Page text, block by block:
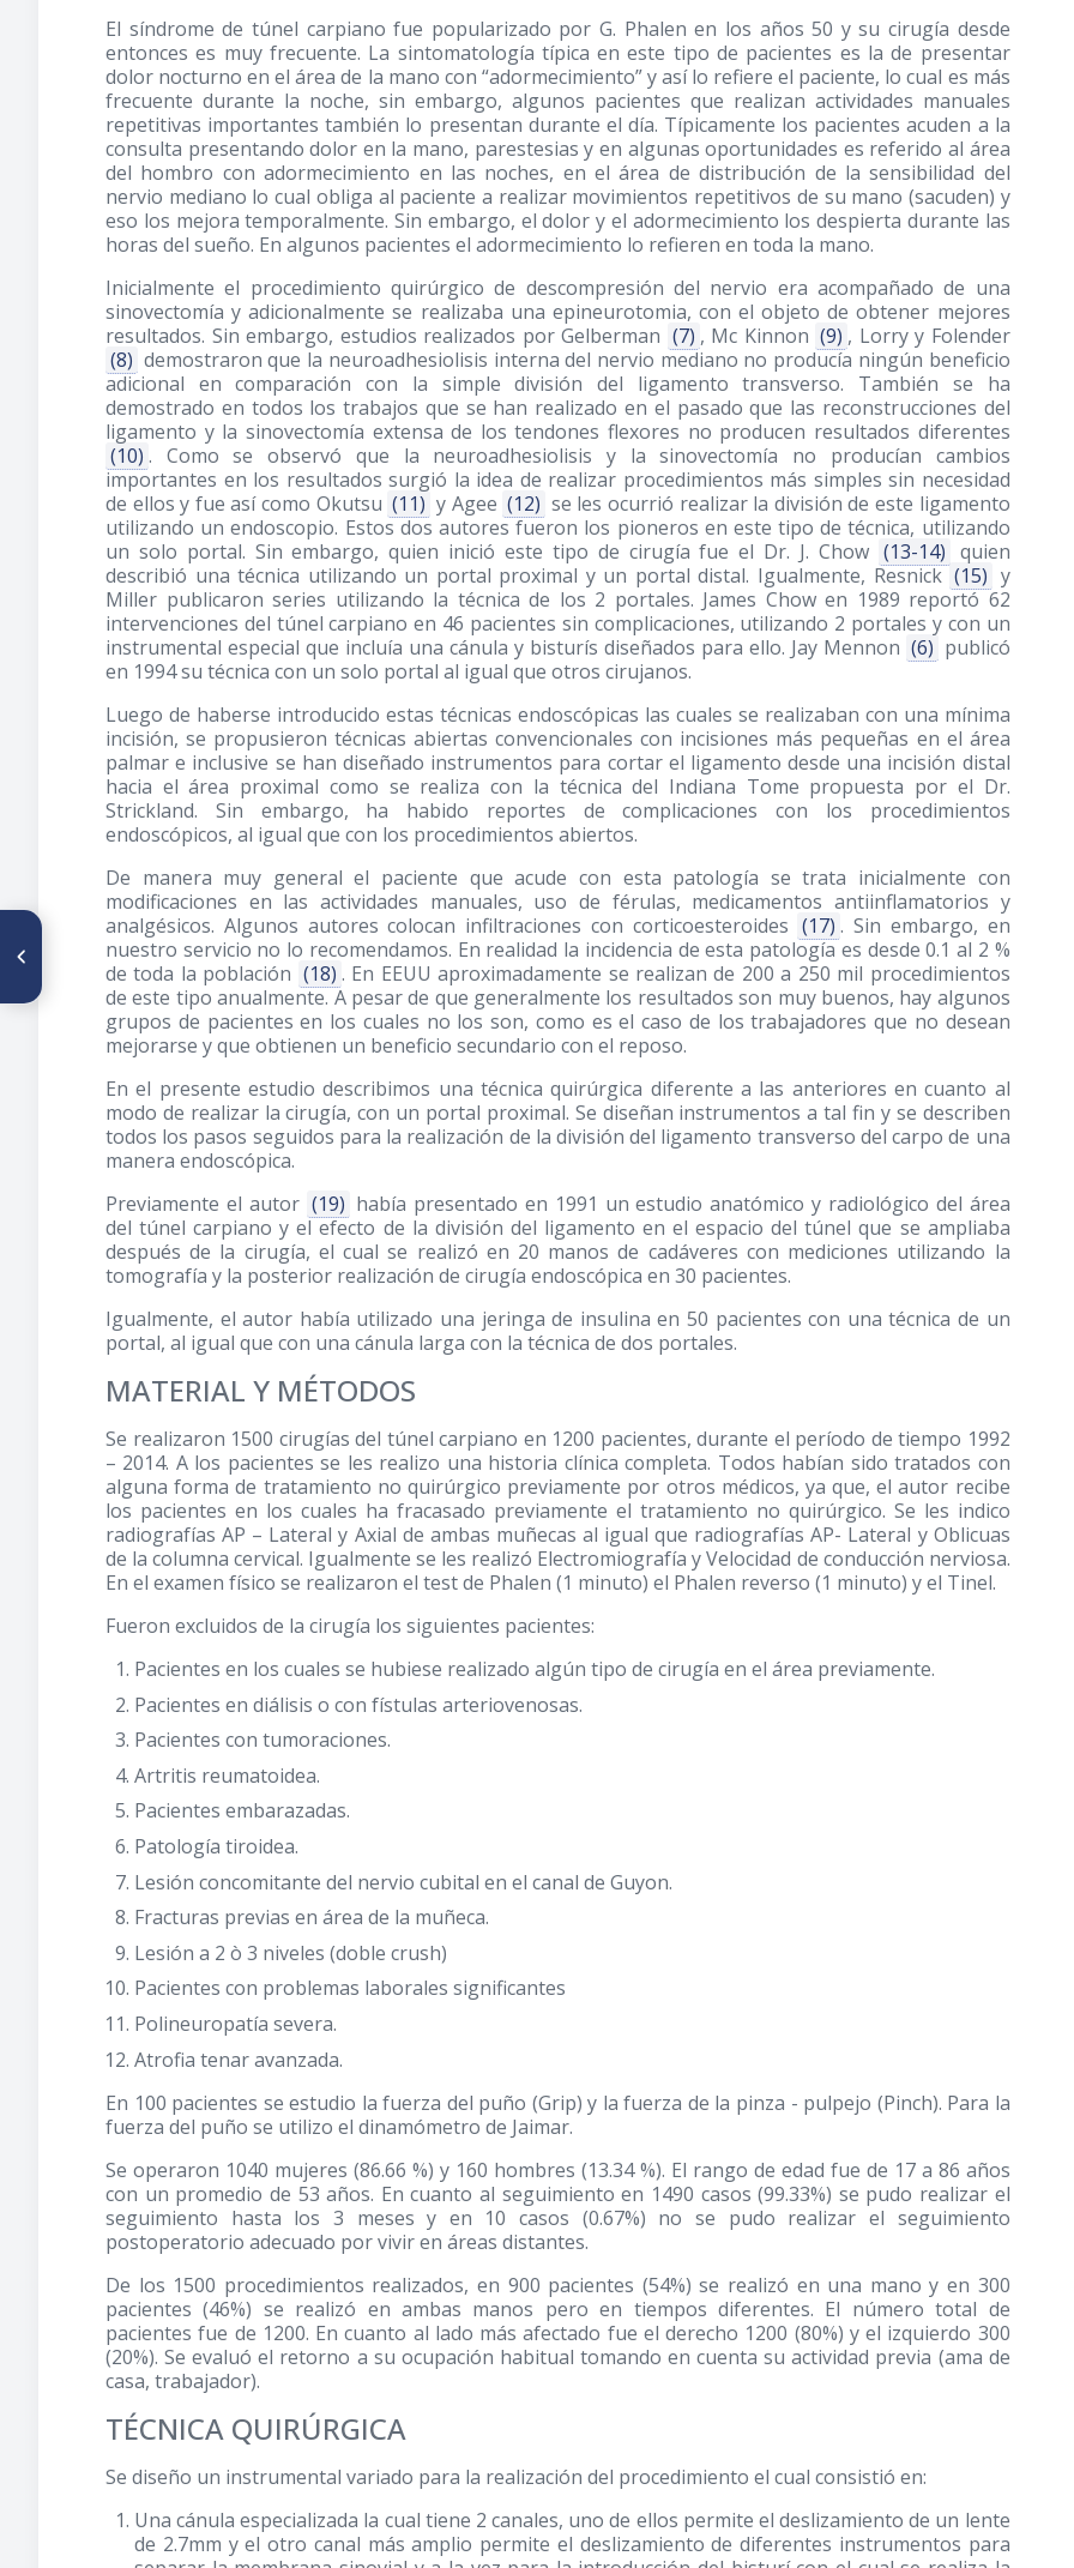
El síndrome de túnel carpiano fue popularizado por G. Phalen en los años 50 y su cirugía desde
entonces es muy frecuente. La sintomatología típica en este tipo de pacientes es la de presentar
dolor nocturno en el área de la mano con “adormecimiento” y así lo refiere el paciente, lo cual es más
frecuente durante la noche, sin embargo, algunos pacientes que realizan actividades manuales
repetitivas importantes también lo presentan durante el día. Típicamente los pacientes acuden a la
consulta presentando dolor en la mano, parestesias y en algunas oportunidades es referido al área
del hombro con adormecimiento en las noches, en el área de distribución de la sensibilidad del
nervio mediano lo cual obliga al paciente a realizar movimientos repetitivos de su mano (sacuden) y
eso los mejora temporalmente. Sin embargo, el dolor y el adormecimiento los despierta durante las
horas del sueño. En algunos pacientes el adormecimiento lo refieren en toda la mano.
Inicialmente el procedimiento quirúrgico de descompresión del nervio era acompañado de una
sinovectomía y adicionalmente se realizaba una epineurotomia, con el objeto de obtener mejores
resultados. Sin embargo, estudios realizados por Gelberman (7) , Mc Kinnon (9) , Lorry y Folender
(8) demostraron que la neuroadhesiolisis interna del nervio mediano no producía ningún beneficio
adicional en comparación con la simple división del ligamento transverso. También se ha
demostrado en todos los trabajos que se han realizado en el pasado que las reconstrucciones del
ligamento y la sinovectomía extensa de los tendones flexores no producen resultados diferentes
(10) . Como se observó que la neuroadhesiolisis y la sinovectomía no producían cambios
importantes en los resultados surgió la idea de realizar procedimientos más simples sin necesidad
de ellos y fue así como Okutsu (11) y Agee (12) se les ocurrió realizar la división de este ligamento
utilizando un endoscopio. Estos dos autores fueron los pioneros en este tipo de técnica, utilizando
un solo portal. Sin embargo, quien inició este tipo de cirugía fue el Dr. J. Chow (13-14) quien
describió una técnica utilizando un portal proximal y un portal distal. Igualmente, Resnick (15) y
Miller publicaron series utilizando la técnica de los 2 portales. James Chow en 1989 reportó 62
intervenciones del túnel carpiano en 46 pacientes sin complicaciones, utilizando 2 portales y con un
instrumental especial que incluía una cánula y bisturís diseñados para ello. Jay Mennon (6) publicó
en 1994 su técnica con un solo portal al igual que otros cirujanos.
Luego de haberse introducido estas técnicas endoscópicas las cuales se realizaban con una mínima
incisión, se propusieron técnicas abiertas convencionales con incisiones más pequeñas en el área
palmar e inclusive se han diseñado instrumentos para cortar el ligamento desde una incisión distal
hacia el área proximal como se realiza con la técnica del Indiana Tome propuesta por el Dr.
Strickland. Sin embargo, ha habido reportes de complicaciones con los procedimientos
endoscópicos, al igual que con los procedimientos abiertos.
De manera muy general el paciente que acude con esta patología se trata inicialmente con
modificaciones en las actividades manuales, uso de férulas, medicamentos antiinflamatorios y
analgésicos. Algunos autores colocan infiltraciones con corticoesteroides (17) . Sin embargo, en
nuestro servicio no lo recomendamos. En realidad la incidencia de esta patología es desde 0.1 al 2 %
de toda la población (18) . En EEUU aproximadamente se realizan de 200 a 250 mil procedimientos
de este tipo anualmente. A pesar de que generalmente los resultados son muy buenos, hay algunos
grupos de pacientes en los cuales no los son, como es el caso de los trabajadores que no desean
mejorarse y que obtienen un beneficio secundario con el reposo.
En el presente estudio describimos una técnica quirúrgica diferente a las anteriores en cuanto al
modo de realizar la cirugía, con un portal proximal. Se diseñan instrumentos a tal fin y se describen
todos los pasos seguidos para la realización de la división del ligamento transverso del carpo de una
manera endoscópica.
Previamente el autor (19) había presentado en 1991 un estudio anatómico y radiológico del área
del túnel carpiano y el efecto de la división del ligamento en el espacio del túnel que se ampliaba
después de la cirugía, el cual se realizó en 20 manos de cadáveres con mediciones utilizando la
tomografía y la posterior realización de cirugía endoscópica en 30 pacientes.
Igualmente, el autor había utilizado una jeringa de insulina en 50 pacientes con una técnica de un
portal, al igual que con una cánula larga con la técnica de dos portales.
MATERIAL Y MÉTODOS
Se realizaron 1500 cirugías del túnel carpiano en 1200 pacientes, durante el período de tiempo 1992
– 2014. A los pacientes se les realizo una historia clínica completa. Todos habían sido tratados con
alguna forma de tratamiento no quirúrgico previamente por otros médicos, ya que, el autor recibe
los pacientes en los cuales ha fracasado previamente el tratamiento no quirúrgico. Se les indico
radiografías AP – Lateral y Axial de ambas muñecas al igual que radiografías AP- Lateral y Oblicuas
de la columna cervical. Igualmente se les realizó Electromiografía y Velocidad de conducción nerviosa.
En el examen físico se realizaron el test de Phalen (1 minuto) el Phalen reverso (1 minuto) y el Tinel.
Fueron excluidos de la cirugía los siguientes pacientes:
Pacientes en los cuales se hubiese realizado algún tipo de cirugía en el área previamente.
Pacientes en diálisis o con fístulas arteriovenosas.
Pacientes con tumoraciones.
Artritis reumatoidea.
Pacientes embarazadas.
Patología tiroidea.
Lesión concomitante del nervio cubital en el canal de Guyon.
Fracturas previas en área de la muñeca.
Lesión a 2 ò 3 niveles (doble crush)
Pacientes con problemas laborales significantes
Polineuropatía severa.
Atrofia tenar avanzada.
En 100 pacientes se estudio la fuerza del puño (Grip) y la fuerza de la pinza - pulpejo (Pinch). Para la
fuerza del puño se utilizo el dinamómetro de Jaimar.
Se operaron 1040 mujeres (86.66 %) y 160 hombres (13.34 %). El rango de edad fue de 17 a 86 años
con un promedio de 53 años. En cuanto al seguimiento en 1490 casos (99.33%) se pudo realizar el
seguimiento hasta los 3 meses y en 10 casos (0.67%) no se pudo realizar el seguimiento
postoperatorio adecuado por vivir en áreas distantes.
De los 1500 procedimientos realizados, en 900 pacientes (54%) se realizó en una mano y en 300
pacientes (46%) se realizó en ambas manos pero en tiempos diferentes. El número total de
pacientes fue de 1200. En cuanto al lado más afectado fue el derecho 1200 (80%) y el izquierdo 300
(20%). Se evaluó el retorno a su ocupación habitual tomando en cuenta su actividad previa (ama de
casa, trabajador).
TÉCNICA QUIRÚRGICA
Se diseño un instrumental variado para la realización del procedimiento el cual consistió en:
Una cánula especializada la cual tiene 2 canales, uno de ellos permite el deslizamiento de un lente
de 2.7mm y el otro canal más amplio permite el deslizamiento de diferentes instrumentos para
ARTÍCULO ANTERIOR
Sobre los artículos de revisión
- Parte II